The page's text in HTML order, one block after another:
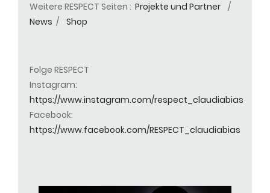
Weitere RESPECT Seiten : Projekte und Partner /
News / Shop
Folge RESPECT
Instagram:
https://www.instagram.com/respect_claudiabias
Facebook:
https://www.facebook.com/RESPECT_claudiabias